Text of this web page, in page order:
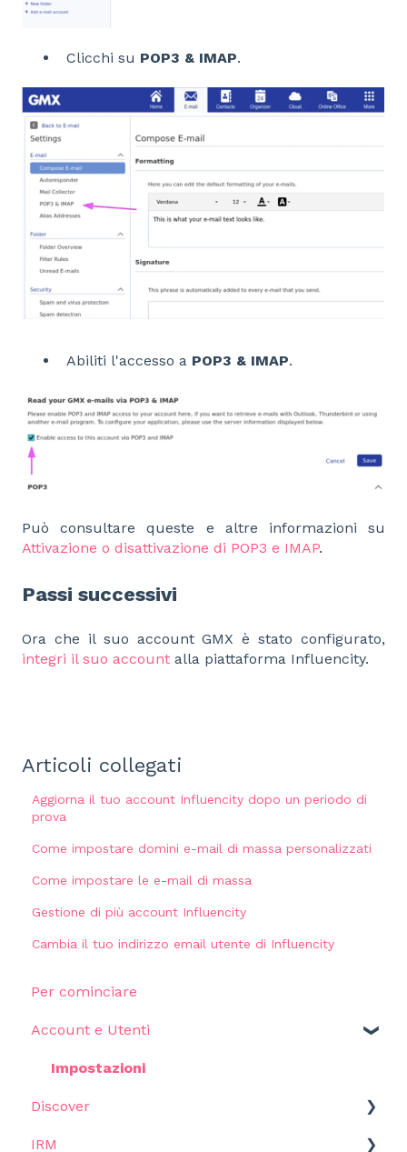
Clicchi su POP3 & IMAP.
Abiliti l'accesso a POP3 & IMAP.
Può consultare queste e altre informazioni su
Attivazione o disattivazione di POP3 e IMAP.
Passi successivi
Ora che il suo account GMX è stato configurato,
integri il suo account alla piattaforma Influencity.
Articoli collegati
Aggiorna il tuo account Influencity dopo un periodo di
prova
Come impostare domini e-mail di massa personalizzati
Come impostare le e-mail di massa
Gestione di più account Influencity
Cambia il tuo indirizzo email utente di Influencity
Per cominciare
Account e Utenti
Impostazioni
Discover
Per cominciare
IRM